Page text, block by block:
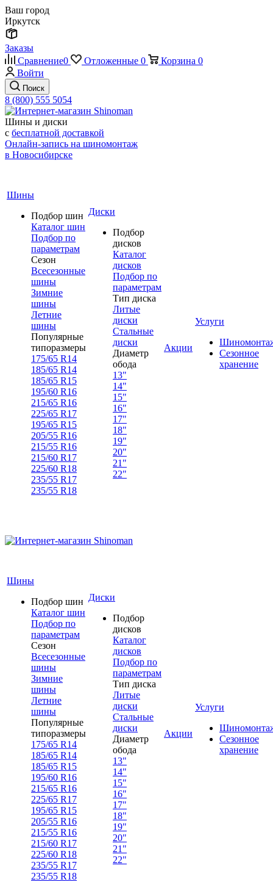
Ваш город
Иркутск
Заказы
Сравнение0 Отложенные 0 Корзина 0
Войти
Поиск
8 (800) 555 5054
Шины и диски
с бесплатной доставкой
Онлайн-запись на шиномонтаж
в Новосибирске
Шины
Подбор шин
Каталог шин
Подбор по
параметрам
Сезон
Всесезонные
шины
Зимние
шины
Летние
шины
Популярные
типоразмеры
175/65 R14
185/65 R14
185/65 R15
195/60 R16
215/65 R16
225/65 R17
195/65 R15
205/55 R16
215/55 R16
215/60 R17
225/60 R18
235/55 R17
235/55 R18
Диски
Подбор
дисков
Каталог
дисков
Подбор по
параметрам
Тип диска
Литые
диски
Стальные
диски
Диаметр
обода
13"
14"
15"
16"
17"
18"
19"
20"
21"
22"
Акции
Услуги
Сезонное
хранение
Шины
Подбор шин
Каталог шин
Подбор по
параметрам
Сезон
Всесезонные
шины
Зимние
шины
Летние
шины
Популярные
типоразмеры
175/65 R14
185/65 R14
185/65 R15
195/60 R16
215/65 R16
225/65 R17
195/65 R15
205/55 R16
215/55 R16
215/60 R17
225/60 R18
235/55 R17
235/55 R18
Диски
Подбор
дисков
Каталог
дисков
Подбор по
параметрам
Тип диска
Литые
диски
Стальные
диски
Диаметр
обода
13"
14"
15"
16"
17"
18"
19"
20"
21"
22"
Акции
Услуги
Сезонное
хранение